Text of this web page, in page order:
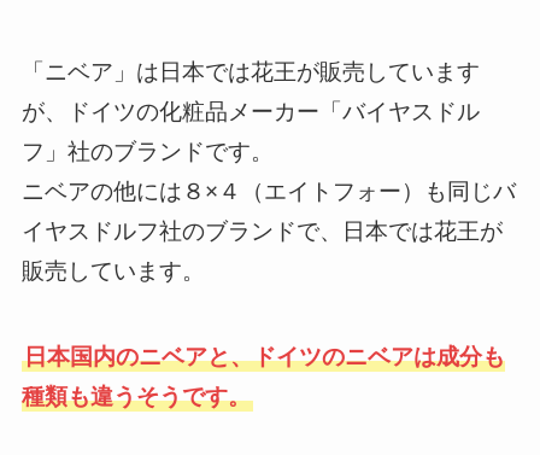
「ニベア」は日本では花王が販売しています
が、ドイツの化粧品メーカー「バイヤスドル
フ」社のブランドです。
ニベアの他には８×４（エイトフォー）も同じバ
イヤスドルフ社のブランドで、日本では花王が
販売しています。
日本国内のニベアと、ドイツのニベアは成分も
種類も違うそうです。